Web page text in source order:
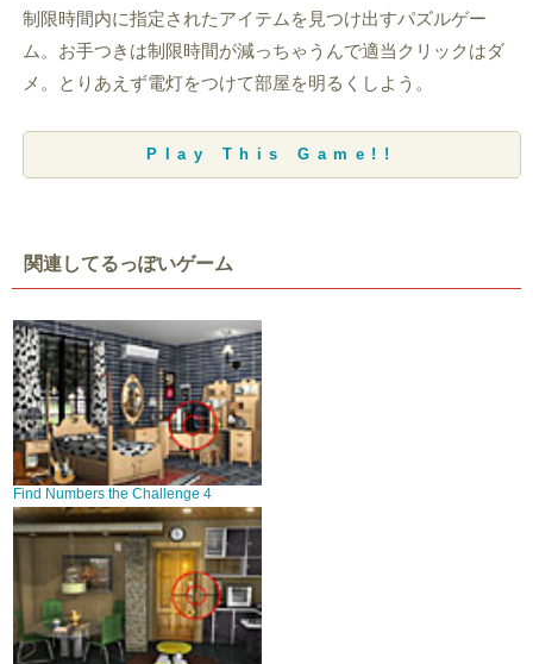
制限時間内に指定されたアイテムを見つけ出すパズルゲー
ム。お手つきは制限時間が減っちゃうんで適当クリックはダ
メ。とりあえず電灯をつけて部屋を明るくしよう。
Play This Game!!
関連してるっぽいゲーム
Find Numbers the Challenge 4